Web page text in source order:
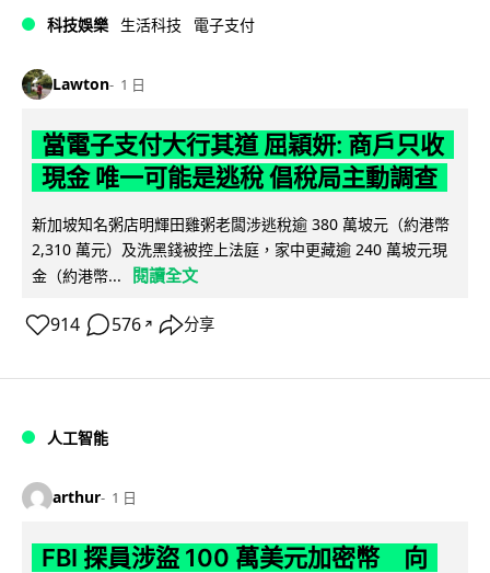
科技娛樂 生活科技 電子支付
Lawton 1 日
當電子支付大行其道 屈穎妍: 商戶只收
現金 唯一可能是逃稅 倡稅局主動調查
新加坡知名粥店明輝田雞粥老闆涉逃稅逾 380 萬坡元（約港幣
2,310 萬元）及洗黑錢被控上法庭，家中更藏逾 240 萬坡元現
金（約港幣...
閱讀全文
914 576 ↗ 分享
人工智能
arthur 1 日
FBI 探員涉盜 100 萬美元加密幣 向